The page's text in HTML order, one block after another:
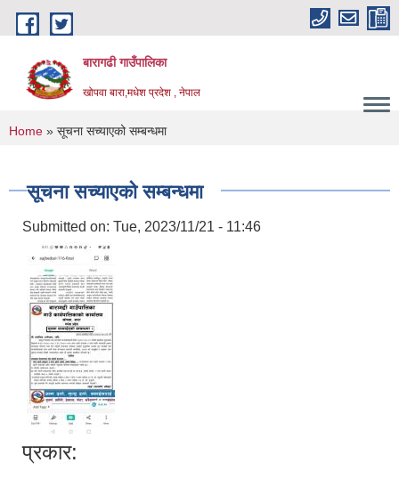
Skip to main content
बारागढी गाउँपालिका
खोपवा बारा,मधेश प्रदेश , नेपाल
You are here
Home » सूचना सच्याएको सम्बन्धमा
सूचना सच्याएको सम्बन्धमा
Submitted on: Tue, 2023/11/21 - 11:46
प्रकार: